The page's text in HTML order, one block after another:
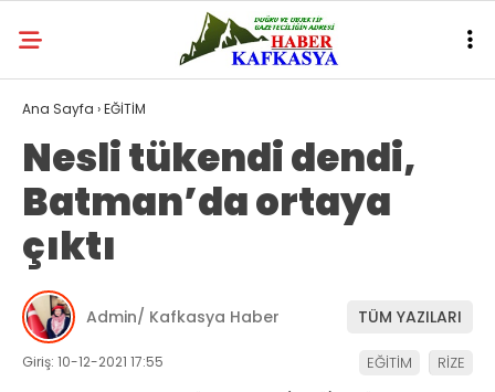
Ana Sayfa ›EĞİTİM
Nesli tükendi dendi,
Batman’da ortaya
çıktı
Admin/ Kafkasya Haber TÜM YAZILARI
Giriş: 10-12-2021 17:55 EĞİTİM RİZE